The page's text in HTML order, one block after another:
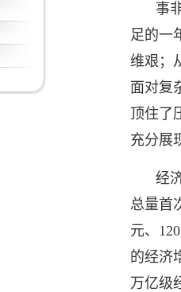
事
足的一
维艰；
面对复
顶住了
充分展
经
总量首
元、
的经济
万亿级